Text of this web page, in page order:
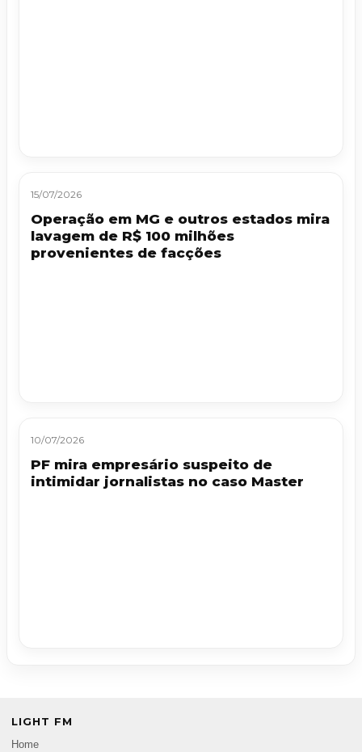
15/07/2026
Operação em MG e outros estados mira
lavagem de R$ 100 milhões
provenientes de facções
10/07/2026
PF mira empresário suspeito de
intimidar jornalistas no caso Master
LIGHT FM
Home